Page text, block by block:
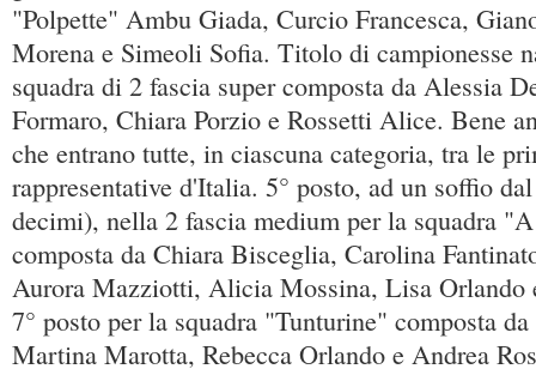
"Polpette" Ambu Giada, Curcio Francesca,
Morena e Simeoli Sofia. Titolo di campionesse
squadra di 2 fascia super composta da Alessia
Formaro, Chiara Porzio e Rossetti Alice. Bene
che entrano tutte, in ciascuna categoria, tra le
rappresentative d'Italia. 5° posto, ad un soffio
decimi), nella 2 fascia medium per la squadra
composta da Chiara Bisceglia, Carolina
Aurora Mazziotti, Alicia Mossina, Lisa Orlando
7° posto per la squadra "Tunturine" composta
Martina Marotta, Rebecca Orlando e Andrea